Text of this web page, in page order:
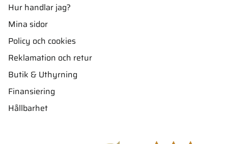
Hur handlar jag?
Mina sidor
Policy och cookies
Reklamation och retur
Butik & Uthyrning
Finansiering
Hållbarhet